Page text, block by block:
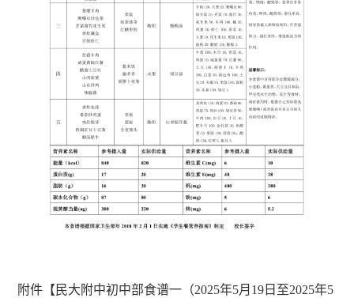
附件【 民大附中初中部食谱一（2025年5月19日至2025年5